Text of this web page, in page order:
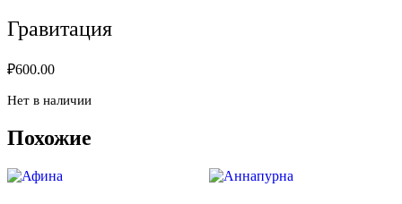
Гравитация
₽600.00
Нет в наличии
Похожие